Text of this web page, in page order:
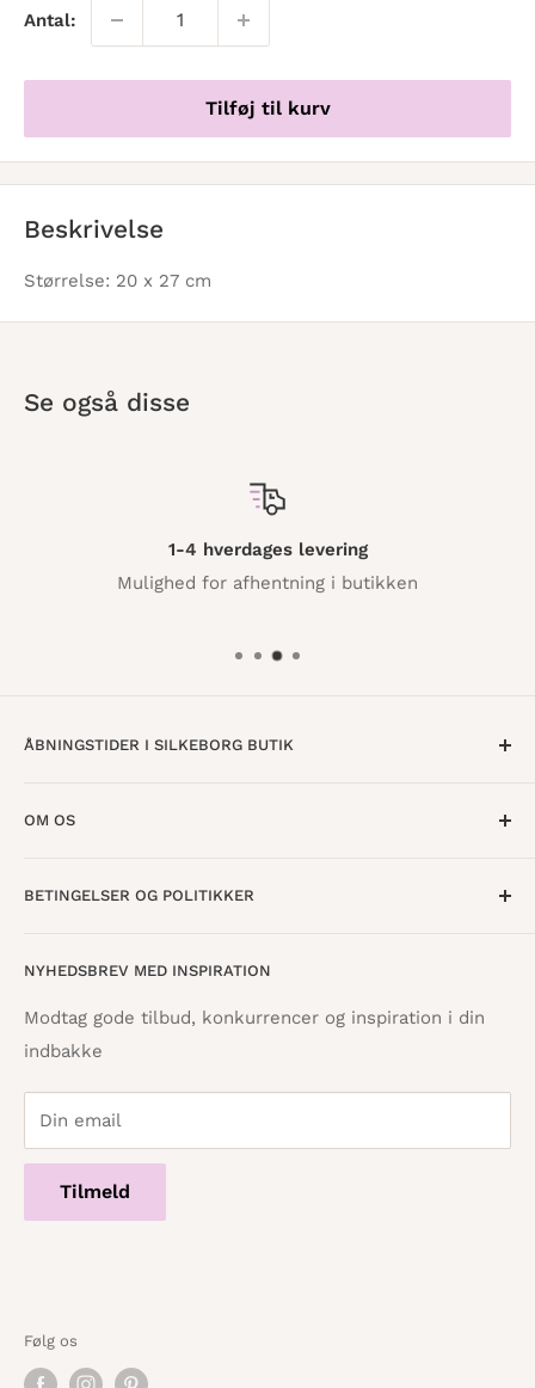
Antal:
Tilføj til kurv
Beskrivelse
Størrelse: 20 x 27 cm
Se også disse
1-4 hverdages levering
Mulighed for afhentning i butikken
ÅBNINGSTIDER I SILKEBORG BUTIK
Fredag · 10:00 - 18:00
Vestergade 8
Tlf.: 86 82 09 25
Telefontid hverdage · 10:00 - 17:00
OM OS
Find butik
BETINGELSER OG POLITIKKER
Tilbagebetalingspolitik
Cookie- og privatlivspolitik
Servicevilkår
NYHEDSBREV MED INSPIRATION
Modtag gode tilbud, konkurrencer og inspiration i din
indbakke
Din email
Tilmeld
Følg os